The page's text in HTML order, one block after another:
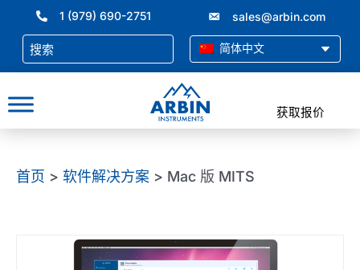
1 (979) 690-2751 sales@arbin.com
简体中文
获取报价
首页 > 软件解决方案 > Mac 版 MITS